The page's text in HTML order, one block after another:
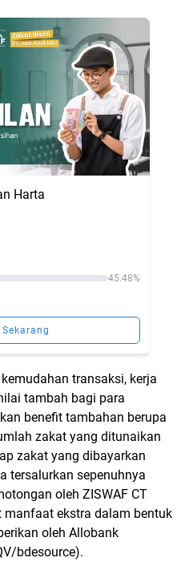
Harta
45.48%
transaksi, kerja
tambah bagi para
benefit tambahan berupa
zakat yang ditunaikan
zakat yang dibayarkan
tersalurkan sepenuhnya
oleh ZISWAF CT
manfaat ekstra dalam bentuk
oleh Allobank
bdesource).